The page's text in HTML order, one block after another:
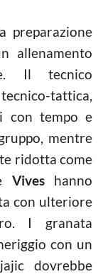
preparazione
allenamento
Il tecnico
tattica,
con tempo e
mentre
ridotta come
Vives hanno
con ulteriore
I granata
con un
dovrebbe